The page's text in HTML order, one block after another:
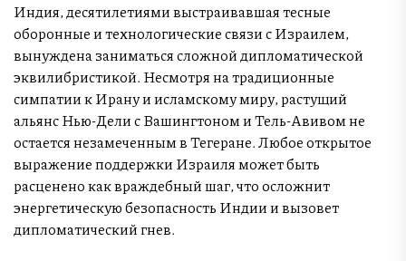
Индия, десятилетиями выстраивавшая тесные
оборонные и технологические связи с Израилем,
вынуждена заниматься сложной дипломатической
эквилибристикой. Несмотря на традиционные
симпатии к Ирану и исламскому миру, растущий
альянс Нью-Дели с Вашингтоном и Тель-Авивом не
остается незамеченным в Тегеране. Любое открытое
выражение поддержки Израиля может быть
расценено как враждебный шаг, что осложнит
энергетическую безопасность Индии и вызовет
дипломатический гнев.